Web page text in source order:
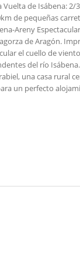
de Isábena: 2/
de pequeñas
Areny
de Aragón.
el cuello de
del río
una casa rural
un perfecto